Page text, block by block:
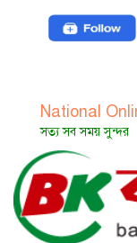
Online
সব সময় সুন্দর